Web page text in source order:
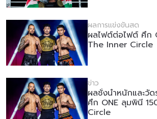
ผลการแข่งขันสด
ผลไฟต์ต่อไฟต์ ศึก
The Inner Circle
ข่าว
ผลชั่งน้ำหนักและวัด
ศึก ONE ลุมพินี
Circle
การส่งแบบฟอร์มนี้ถือว่าท่านให้ความยิ
รวบรวม ใช้งาน และเปิดเผยข้อมูลขอ
นโยบายความเป็นส่วนตัวของเรา
ยกเลิกการสมัครรับข่าวสารได้ตล